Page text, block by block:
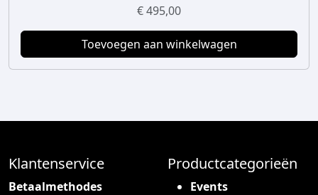
€495,00
Toevoegen aan winkelwagen
Klantenservice
Betaalmethodes
Productcategorieën
Events